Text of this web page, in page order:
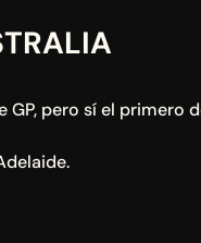
pero sí el primero